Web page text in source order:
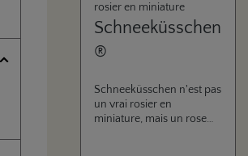
rosier en miniature
Schneeküsschen
®
Schneeküsschen n'est pas
un vrai rosier en
miniature, mais un rose